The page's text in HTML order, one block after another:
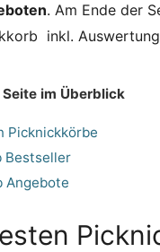
. Am Ende der
inkl.
im Überblick
Picknickkörbe
Bestseller
Angebote